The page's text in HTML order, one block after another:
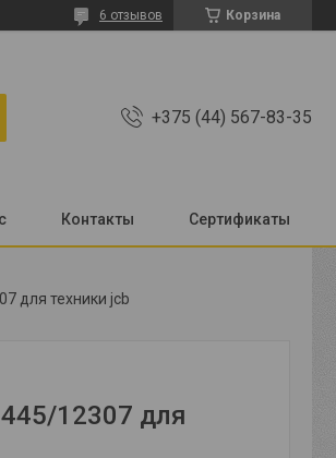
Корзина
6 отзывов
+375 (44) 567-83-35
Контакты Сертификаты
для техники jcb
12307 для